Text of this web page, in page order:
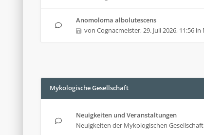
Anomoloma albolutescens
von Cognacmeister,29. Juli 2026, 11:56 in
Mykologische Gesellschaft
Neuigkeiten und Veranstaltungen
Neuigkeiten der Mykologischen Gesellschaft